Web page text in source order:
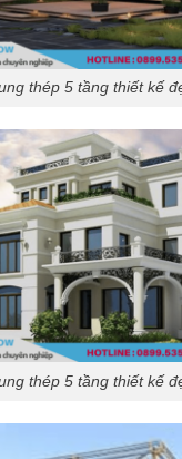
thép 5 tầng thiết kế
thép 5 tầng thiết kế